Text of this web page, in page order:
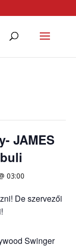
JAMES
03:00
De szervezői
Swinger